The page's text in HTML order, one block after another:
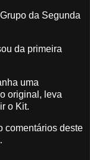
da Segunda
da primeira
uma
original, leva
o Kit.
comentários deste